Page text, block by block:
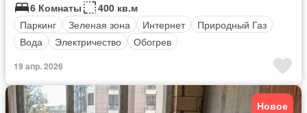
6 Комнаты
400 кв.м
Паркинг
Зеленая зона Интернет
Природный Газ
Вода
Электричество Обогрев
19 апр. 2026
Новое